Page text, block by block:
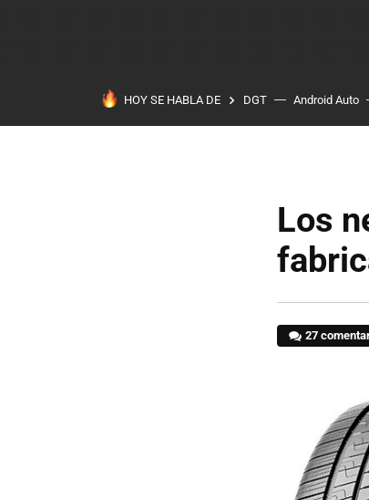
HOY SE HABLA DE DGT Android Auto
Los
27